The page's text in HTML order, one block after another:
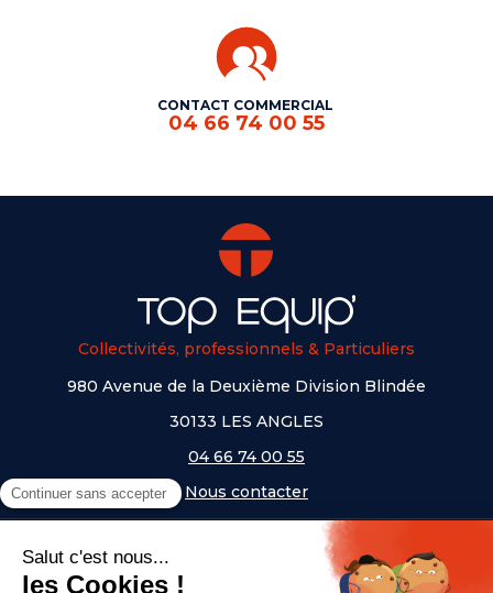
CONTACT COMMERCIAL
04 66 74 00 55
Collectivités, professionnels & Particuliers
980 Avenue de la Deuxième Division Blindée
30133 LES ANGLES
04 66 74 00 55
Nous contacter